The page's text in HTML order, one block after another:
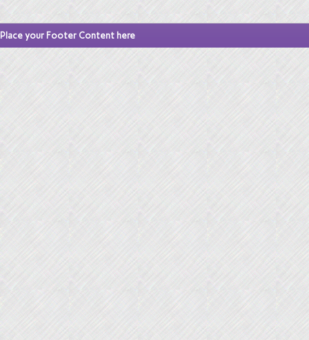
Place your Footer Content here